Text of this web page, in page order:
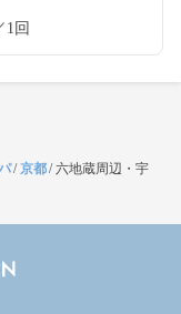
1回
/京都/六地蔵周辺・宇